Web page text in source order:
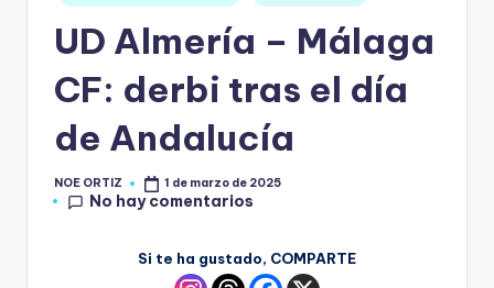
UD Almería – Málaga
CF: derbi tras el día
de Andalucía
NOE ORTIZ 1 de marzo de 2025
No hay comentarios
Si te ha gustado, COMPARTE